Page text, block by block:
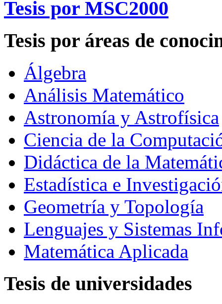
Tesis por MSC2000
Tesis por áreas de
Álgebra
Análisis Matemático
Astronomía y Astrofísica
Ciencia de la
Didáctica de la
Estadística e
Geometría y Topología
Lenguajes y Sistemas
Matemática Aplicada
Tesis de universidades